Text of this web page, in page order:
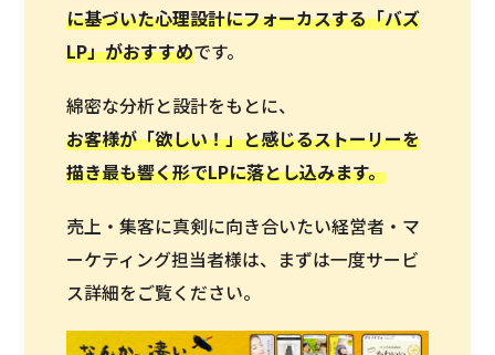
に基づいた心理設計にフォーカスする「バズ
LP」がおすすめです。
綿密な分析と設計をもとに、
お客様が「欲しい！」と感じるストーリーを
描き最も響く形でLPに落とし込みます。
売上・集客に真剣に向き合いたい経営者・マ
ーケティング担当者様は、まずは一度サービ
ス詳細をご覧ください。